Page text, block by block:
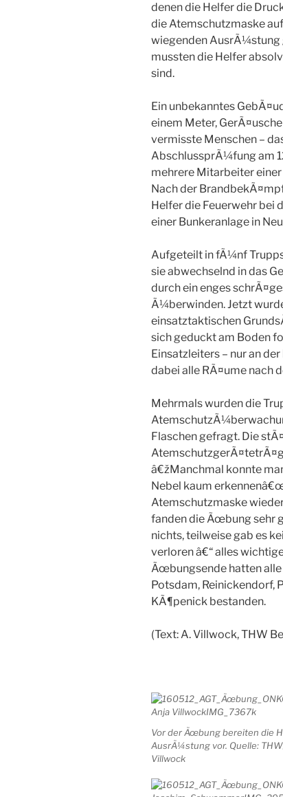
denen die Helfer die
die Atemschutzmaske
wiegenden AusrÃ¼stung
mussten die Helfer
sind.
Ein unbekanntes
einem Meter,
vermisste Menschen –
AbschlussprÃ¼fung am
mehrere Mitarbeiter
Nach der
Helfer die Feuerwehr bei
einer Bunkeranlage in
Aufgeteilt in fÃ¼nf
sie abwechselnd in das
durch ein enges
Ã¼berwinden. Jetzt
einsatztaktischen
sich geduckt am Boden
Einsatzleiters – nur an
dabei alle RÃ¤ume nach
Mehrmals wurden die
Flaschen gefragt. Die
â€žManchmal konnte
Nebel kaum
Atemschutzmaske
fanden die Ãœbung sehr
nichts, teilweise gab es
verloren â€“ alles
Ãœbungsende hatten
Potsdam, Reinickendorf,
KÃ¶penick bestanden.
(Text: A. Villwock, THW
Vor der Ãœbung bereiten die
AusrÃ¼stung vor. Quelle:
Villwock